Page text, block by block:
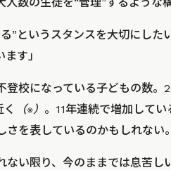
”というスタンスを大切にした
す」
校になっている子どもの数。
（※） 。11年連続で増加して
を表しているのかもしれない。
ない限り、今のままでは息苦